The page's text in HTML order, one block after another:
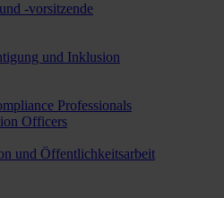
-vorsitzende
und Inklusion
Professionals
Officers
und Öffentlichkeitsarbeit